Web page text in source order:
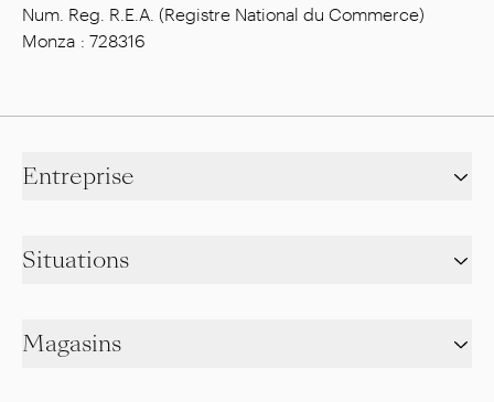
Num. Reg. R.E.A. (Registre National du Commerce)
Monza : 728316
Entreprise
Situations
Magasins